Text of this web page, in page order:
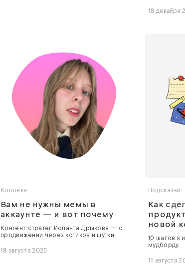
18 декабря
Колонка
Вам не нужны мемы в
аккаунте — и вот почему
Контент-стратег Иоланта Дрыкова — о
продвижении через котиков и шутки.
18 августа 2025
Подсказки
Как
новой
10 шагов к
мудборду.
11 августа